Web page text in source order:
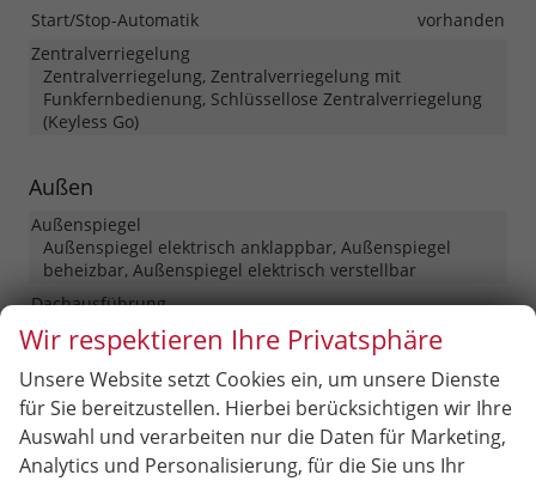
Start/Stop-Automatik
vorhanden
Zentralverriegelung
Zentralverriegelung, Zentralverriegelung mit
Funkfernbedienung, Schlüssellose Zentralverriegelung
(Keyless Go)
Außen
Außenspiegel
Außenspiegel elektrisch anklappbar, Außenspiegel
beheizbar, Außenspiegel elektrisch verstellbar
Dachausführung
Panoramadach, Schiebe-Hebedach, Schiebe-Hebedach
aus Glas
Hintertür (Art)
Heckklappe
Scheiben, Verglasung
Getönte Scheiben, Privacy Glass (Heckscheibe und
hintere Seitenscheiben abgedunkelt), Wärmeschutzglas
Wir respektieren Ihre Privatsphäre
Unsere Website setzt Cookies ein, um unsere Dienste
für Sie bereitzustellen. Hierbei berücksichtigen wir Ihre
Auswahl und verarbeiten nur die Daten für Marketing,
Analytics und Personalisierung, für die Sie uns Ihr